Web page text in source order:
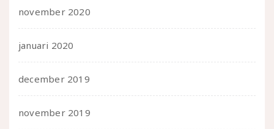
november 2020
januari 2020
december 2019
november 2019